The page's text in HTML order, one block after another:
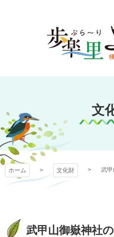
文
キ
プ
歩楽～
り）
文
ホーム 文化財 武
武甲山御嶽神社